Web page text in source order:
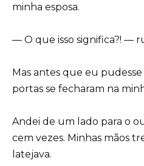
minha esposa.
— O que isso significa?! —
Mas antes que eu
portas se fecharam na
Andei de um lado para o
cem vezes. Minhas mãos
latejava.